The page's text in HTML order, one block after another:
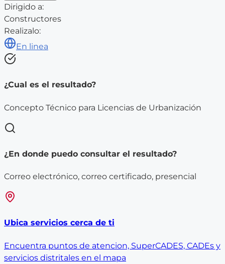
Dirigido a:
Constructores
Realizalo:
En linea
¿Cual es el resultado?
Concepto Técnico para Licencias de Urbanización
¿En donde puedo consultar el resultado?
Correo electrónico, correo certificado, presencial
Ubica servicios cerca de ti
Encuentra puntos de atencion, SuperCADES, CADEs y
servicios distritales en el mapa